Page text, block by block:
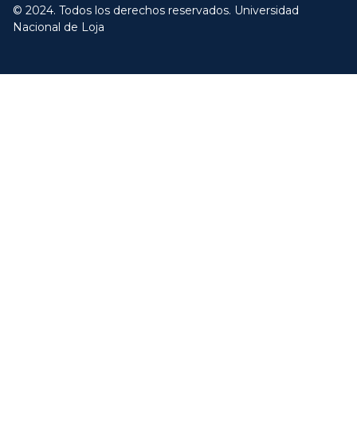
© 2024. Todos los derechos reservados. Universidad
Nacional de Loja